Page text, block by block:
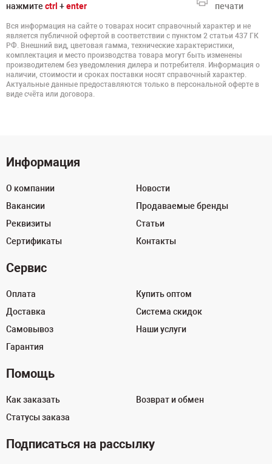
нажмите ctrl +enter
печати
Вся информация на сайте о товарах носит справочный характер и не
является публичной офертой в соответствии с пунктом 2 статьи 437 ГК
РФ. Внешний вид, цветовая гамма, технические характеристики,
комплектация и место производства товара могут быть изменены
производителем без уведомления дилера и потребителя. Информация о
наличии, стоимости и сроках поставки носят справочный характер.
Актуальные данные предоставляются только в персональной оферте в
виде счёта или договора.
Информация
О компании
Вакансии
Реквизиты
Сертификаты
Новости
Продаваемые бренды
Статьи
Контакты
Сервис
Оплата
Доставка
Самовывоз
Гарантия
Купить оптом
Система скидок
Наши услуги
Помощь
Как заказать
Статусы заказа
Возврат и обмен
Подписаться на рассылку